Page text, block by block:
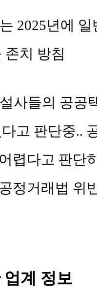
2025년에
존치 방침
사들의 공공
고 판단중..
렵다고 판단
정거래법 위
계 정보